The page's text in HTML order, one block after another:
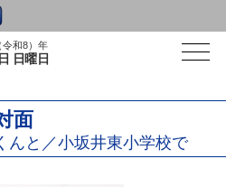
令和8）年
日曜日
面
んと／小坂井東小学校で